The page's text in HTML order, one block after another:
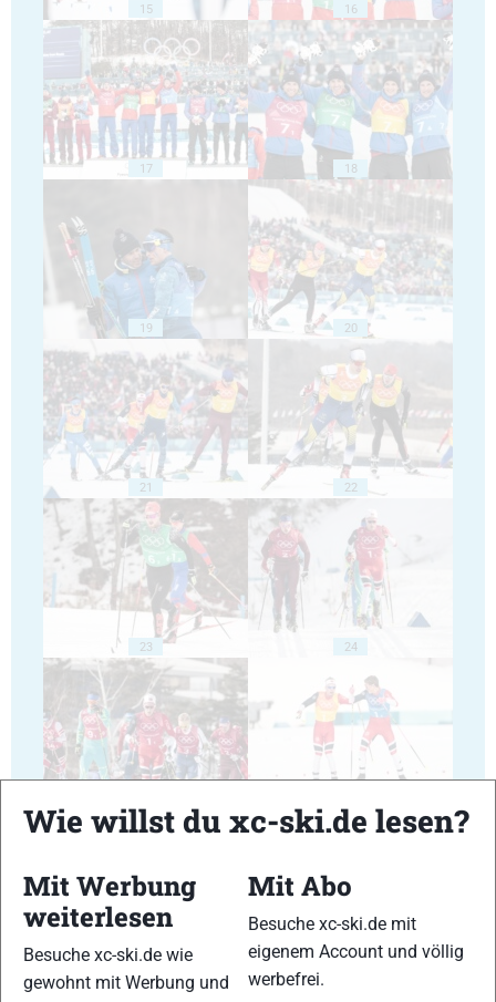
15 16
17 18
19 20
21 22
23 24
25 26
27
Wie willst du xc-ski.de lesen?
Mit Werbung
weiterlesen
Besuche xc-ski.de wie
gewohnt mit Werbung und
Mit Abo
Besuche xc-ski.de mit
eigenem Account und völlig
werbefrei.